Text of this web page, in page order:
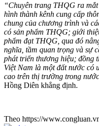
“Chuyên trang THQG ra
hình thành kênh cung cấp
chung của chương trình và
có sản phẩm THQG; giới
phẩm đạt THQG, qua đó
nghĩa, tầm quan trọng và sự
phát triển thương hiệu; đồng
Việt Nam là một đất nước có
cao trên thị trường trong nước
Hồng Diên khẳng định.
Theo https://